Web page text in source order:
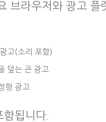
브라우저와 광고 플
고(소리 포함)
덮는 큰 광고
형 광고
됩니다.